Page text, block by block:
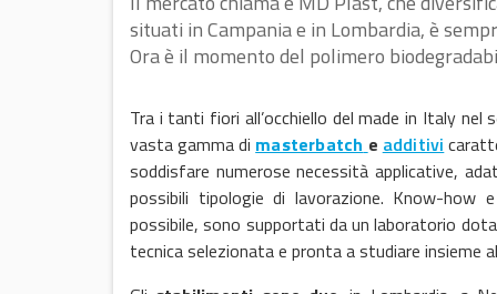
situati in Campania e in Lombardia, è
Ora è il momento del polimero
Tra i tanti fiori all’occhiello del made in Italy
vasta gamma di masterbatch e additivi
soddisfare numerose necessità applicative,
possibili tipologie di lavorazione. Know-how
possibile, sono supportati da un laboratorio
tecnica selezionata e pronta a studiare insieme